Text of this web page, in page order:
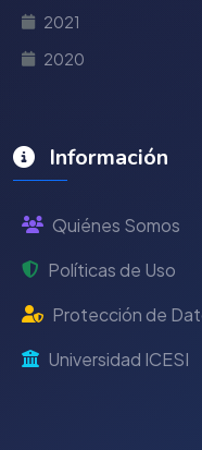
2021
2020
Información
Quiénes Somos
Políticas de Uso
Protección de
Universidad ICESI